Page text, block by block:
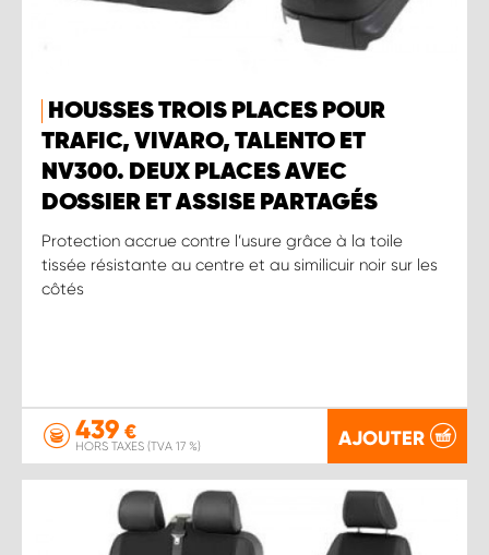
HOUSSES TROIS PLACES POUR
TRAFIC, VIVARO, TALENTO ET
NV300. DEUX PLACES AVEC
DOSSIER ET ASSISE PARTAGÉS
Protection accrue contre l’usure grâce à la toile
tissée résistante au centre et au similicuir noir sur les
côtés
439 €
HORS TAXES (TVA 17 %) AJOUTER